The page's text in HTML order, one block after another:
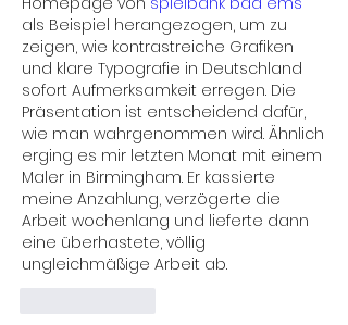
als Beispiel herangezogen, um zu
zeigen, wie kontrastreiche Grafiken
und klare Typografie in Deutschland
sofort Aufmerksamkeit erregen. Die
Präsentation ist entscheidend dafür,
wie man wahrgenommen wird. Ähnlich
erging es mir letzten Monat mit einem
Maler in Birmingham. Er kassierte
meine Anzahlung, verzögerte die
Arbeit wochenlang und lieferte dann
eine überhastete, völlig
ungleichmäßige Arbeit ab.